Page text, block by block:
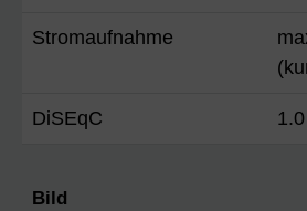
Stromaufnahme
DiSEqC
Bild